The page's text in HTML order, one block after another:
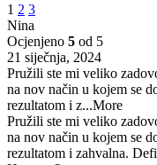
1 2 3
Nina
Ocjenjeno 5 od 5
21 siječnja, 2024
Pružili ste mi veliko
na nov način u kojem se
rezultatom i z...More
Pružili ste mi veliko
na nov način u kojem se
rezultatom i zahvalna.